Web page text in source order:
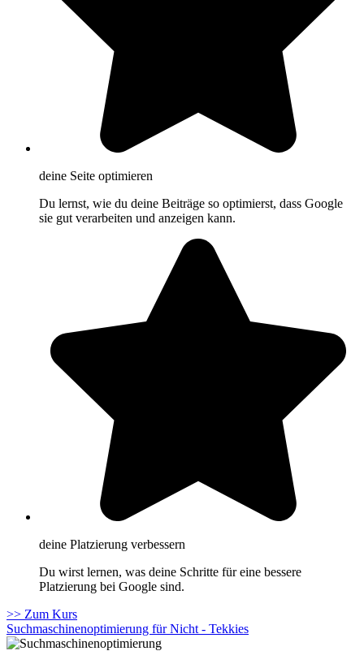
deine Seite optimieren
Du lernst, wie du deine Beiträge so optimierst, dass Google
sie gut verarbeiten und anzeigen kann.
deine Platzierung verbessern
Du wirst lernen, was deine Schritte für eine bessere
Platzierung bei Google sind.
>> Zum Kurs
Suchmaschinenoptimierung für Nicht - Tekkies